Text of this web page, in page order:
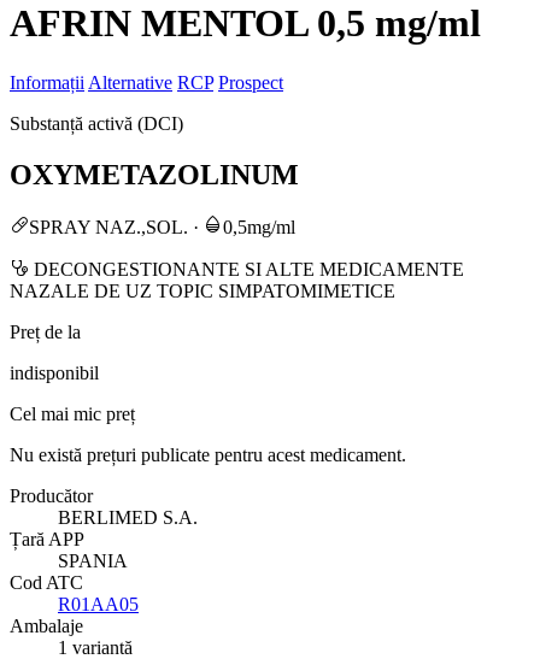
AFRIN MENTOL 0,5 mg/ml
Informații Alternative RCP Prospect
Substanță activă (DCI)
OXYMETAZOLINUM
SPRAY NAZ.,SOL. · 0,5mg/ml
DECONGESTIONANTE SI ALTE MEDICAMENTE
NAZALE DE UZ TOPIC SIMPATOMIMETICE
Preț de la
indisponibil
Cel mai mic preț
Nu există prețuri publicate pentru acest medicament.
Producător
BERLIMED S.A.
Țară APP
SPANIA
Cod ATC
R01AA05
Ambalaje
1 variantă